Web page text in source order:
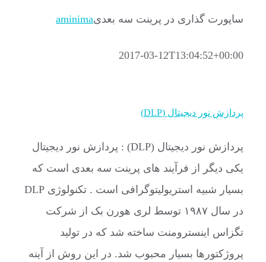
ساپورت گذاری در پرینت سه بعدیaminima
2017-03-12T13:04:52+00:00
پردازش نور دیجیتال (DLP)
پردازش نور دیجیتال (DLP) : پردازش نور دیجیتال
یکی دیگر از فرآیند های پرینت سه بعدی است که
بسیار شبیه استریولیتوگرافی است . تکنولوژی DLP
در سال ۱۹۸۷ توسط لری هورن بک از شرکت
تگزاس اینسترومنت ساخته شد که در تولید
پروژکتورها بسیار محبوب شد. در این روش از آینه